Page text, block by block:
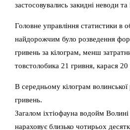
застосовувались закидні неводи
Головне управління статистики в
найдорожчим було розведення
гривень за кілограм, менш
товстолобика 21 гривня, карася 20
В середньому кілограм
гривень.
Загалом іхтіофауна водойм Волині
нараховує близько чотирьох